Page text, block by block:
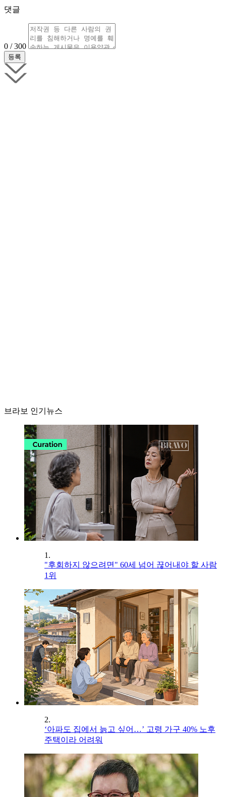
댓글
0 / 300
브라보 인기뉴스
1.
"후회하지 않으려면" 60세 넘어 끊어내야 할 사람
1위
2.
‘아파도 집에서 늙고 싶어…’ 고령 가구 40% 노후
주택이라 어려워